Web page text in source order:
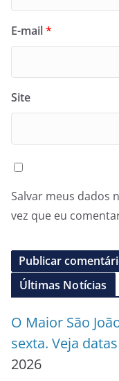
E-mail*
Site
Salvar meus dados
vez que eu
Últimas Notícias
O Maior São
sexta. Veja
2026